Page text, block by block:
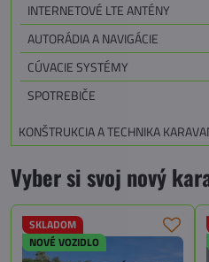
INTERNETOVÉ LTE ANTÉNY
AUTORÁDIA A NAVIGÁCIE
CÚVACIE SYSTÉMY
SPOTREBIČE
KONŠTRUKCIA A TECHNIKA
Vyber si svoj nový
SKLADOM
NOVÉ VOZIDLO